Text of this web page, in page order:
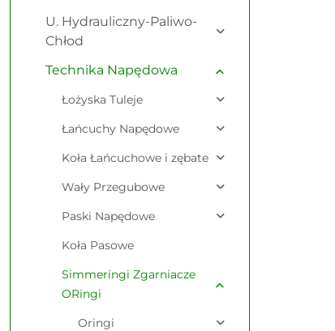
U. Hydrauliczny-Paliwo-
Chłod
Technika Napędowa
Łożyska Tuleje
Łańcuchy Napędowe
Koła Łańcuchowe i zębate
Wały Przegubowe
Paski Napędowe
Koła Pasowe
Simmeringi Zgarniacze
ORingi
Oringi